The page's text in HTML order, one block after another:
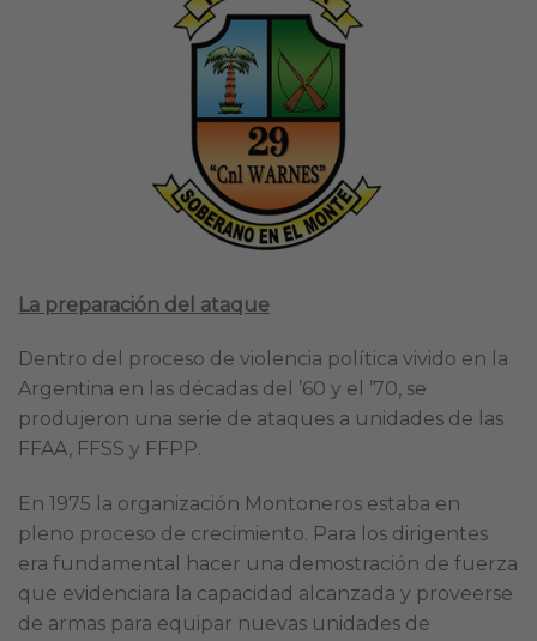
La preparación del ataque
Dentro del proceso de violencia política vivido en la
Argentina en las décadas del ’60 y el ’70, se
produjeron una serie de ataques a unidades de las
FFAA, FFSS y FFPP.
En 1975 la organización Montoneros estaba en
pleno proceso de crecimiento. Para los dirigentes
era fundamental hacer una demostración de fuerza
que evidenciara la capacidad alcanzada y proveerse
de armas para equipar nuevas unidades de